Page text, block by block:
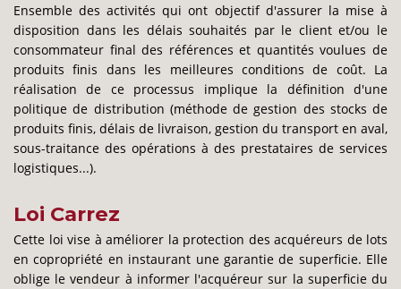
Ensemble des activités qui ont objectif d'assurer la mise à
disposition dans les délais souhaités par le client et/ou le
consommateur final des références et quantités voulues de
produits finis dans les meilleures conditions de coût. La
réalisation de ce processus implique la définition d'une
politique de distribution (méthode de gestion des stocks de
produits finis, délais de livraison, gestion du transport en aval,
sous-traitance des opérations à des prestataires de services
logistiques...).
Loi Carrez
Cette loi vise à améliorer la protection des acquéreurs de lots
en copropriété en instaurant une garantie de superficie. Elle
oblige le vendeur à informer l'acquéreur sur la superficie du